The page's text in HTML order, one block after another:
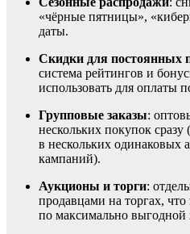
«чёрные пятницы»,
даты.
Скидки для постоянных
система рейтингов и
использовать для оплаты
Групповые заказы:
нескольких покупок
в нескольких одинаковых
кампаний).
Аукционы и торги:
продавцами на торгах, что
по максимально выгодной